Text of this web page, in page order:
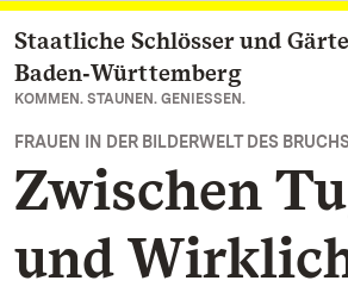
Zum Hauptinhalt springen
Staatliche Schlösser und
Baden‑Württemberg
KOMMEN. STAUNEN. GENIESSEN.
FRAUEN IN DER BILDERWELT DES
Zwischen
und